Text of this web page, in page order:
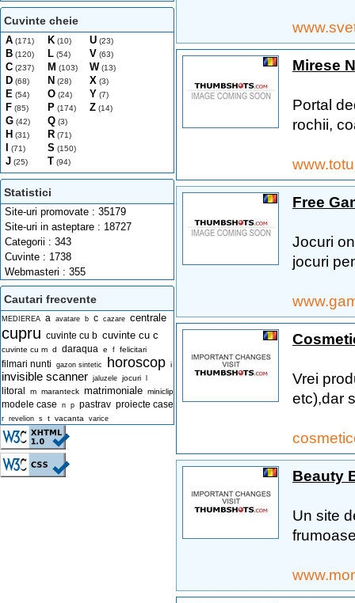
Cuvinte cheie
A (171)
B (120)
C (237)
D (68)
E (54)
F (85)
G (42)
H (31)
(71)
J (25)
K (10)
L (54)
M (103)
N (28)
O (24)
P (174)
Q (3)
R (71)
S (150)
T (94)
U (23)
V (63)
W (13)
X (3)
Y (7)
Z (14)
Statistici
Site-uri promovate : 35179
Site-uri in asteptare : 18727
Categorii : 343
Cuvinte : 1738
Webmasteri : 355
Cautari frecvente
MEDIEREA a avatare b c cazare centrale
cupru cuvinte cu b cuvinte cu c
cuvinte cu m d daraqua e f felicitari
filmari nunti gazon sintetic horoscop i
invisible scanner jaluzele jocuri
litoral m maranteck matrimoniale miniclip
modele case n p pastrav proiecte case
r revelion s t vacanta varice
Mirese
Portal
rochii,
Free
Jocuri
jocuri
Vrei
etc),dar
Beauty
Un site